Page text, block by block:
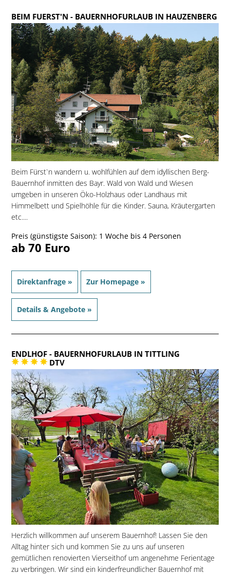
BEIM FUERST'N - BAUERNHOFURLAUB IN HAUZENBERG
Beim Fürst`n wandern u. wohlfühlen auf dem idyllischen Berg-
Bauernhof inmitten des Bayr. Wald von Wald und Wiesen
umgeben in unseren Öko-Holzhaus oder Landhaus mit
Himmelbett und Spielhöhle für die Kinder. Sauna, Kräutergarten
etc....
Preis (günstigste Saison): 1 Woche bis 4 Personen
ab 70 Euro
Direktanfrage » Zur Homepage »
Details & Angebote »
ENDLHOF- BAUERNHOFURLAUB IN TITTLING
DTV
Herzlich willkommen auf unserem Bauernhof! Lassen Sie den
Alltag hinter sich und kommen Sie zu uns auf unseren
gemütlichen renovierten Vierseithof um angenehme Ferientage
zu verbringen. Wir sind ein kinderfreundlicher Bauernhof mit